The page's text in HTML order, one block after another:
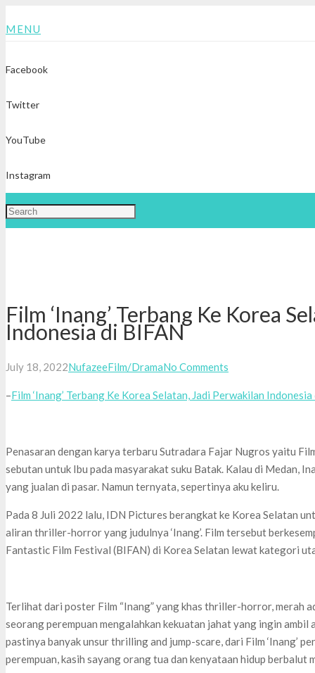
MENU
Facebook
Twitter
YouTube
Instagram
Film ‘Inang’ Terbang Ke Korea
Indonesia di BIFAN
July 18, 2022NufazeeFilm/DramaNo Comments
–Film ‘Inang’ Terbang Ke Korea Selatan, Jadi Perwakilan
Penasaran dengan karya terbaru Sutradara Fajar Nugros yaitu
sebutan untuk Ibu pada masyarakat suku Batak. Kalau di Medan,
yang jualan di pasar. Namun ternyata, sepertinya aku keliru.
Pada 8 Juli 2022 lalu, IDN Pictures berangkat ke Korea Selatan
aliran thriller-horror yang judulnya ‘Inang’. Film tersebut
Fantastic Film Festival (BIFAN) di Korea Selatan lewat kategori
Terlihat dari poster Film “Inang” yang khas thriller-horror, merah
seorang perempuan mengalahkan kekuatan jahat yang ingin
pastinya banyak unsur thrilling and jump-scare, dari Film ‘Inang’
perempuan, kasih sayang orang tua dan kenyataan hidup berbalut